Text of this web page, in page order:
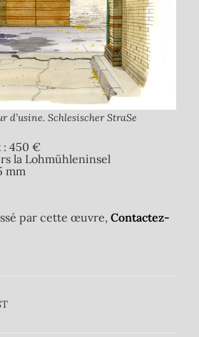
d’usine. Schlesischer StraSe
: 450 €
la Lohmühleninsel
mm
par cette œuvre, Contactez-